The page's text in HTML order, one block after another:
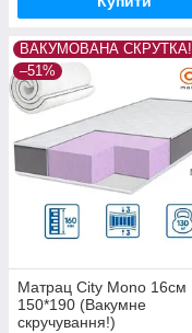
ВАКУМОВАНА СКРУТКА!
–51%
Матрац City Mono 16см
150*190 (Вакумне
скручування!)